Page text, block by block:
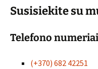
Susisiekite su
Telefono numeriai
(+370) 682 42251